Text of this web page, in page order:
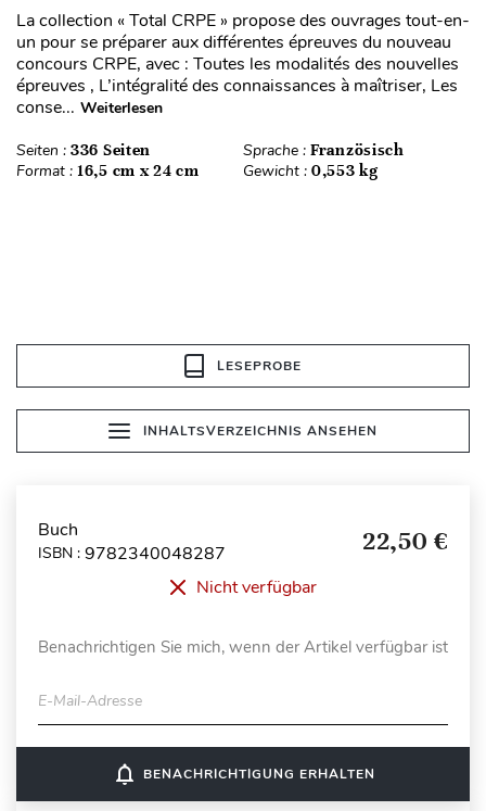
La collection « Total CRPE » propose des ouvrages tout-en-
un pour se préparer aux différentes épreuves du nouveau
concours CRPE, avec : Toutes les modalités des nouvelles
épreuves , L’intégralité des connaissances à maîtriser, Les
conse... Weiterlesen
Seiten : 336 Seiten Sprache : Französisch
Format : 16,5 cm x 24 cm Gewicht : 0,553 kg
LESEPROBE
INHALTSVERZEICHNIS ANSEHEN
Buch
ISBN : 9782340048287 22,50 €
Nicht verfügbar
Benachrichtigen Sie mich, wenn der Artikel verfügbar ist
E-Mail-Adresse
notifications_none BENACHRICHTIGUNG ERHALTEN